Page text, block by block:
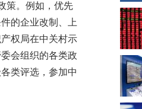
策。例如，优先
的企业改制、上
权局在中关村示
会组织的各类政
类评选，参加中